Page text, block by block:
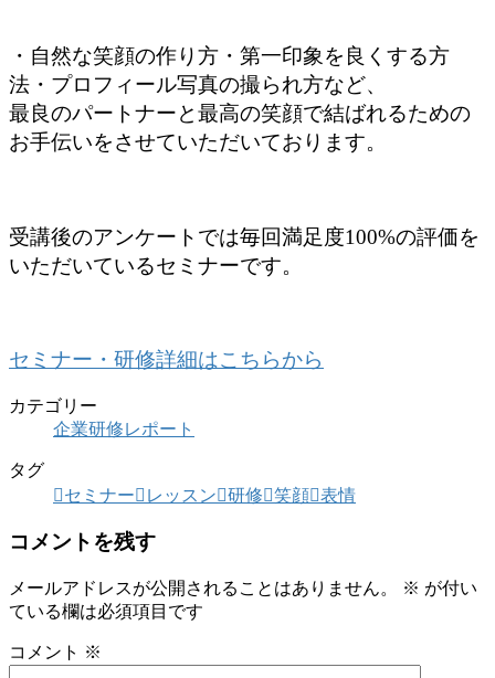
・自然な笑顔の作り方・第一印象を良くする方
法・プロフィール写真の撮られ方など、
最良のパートナーと最高の笑顔で結ばれるための
お手伝いをさせていただいております。
受講後のアンケートでは毎回満足度100%の評価を
いただいているセミナーです。
セミナー・研修詳細はこちらから
カテゴリー
企業研修レポート
タグ
セミナー
レッスン 研修 笑顔 表情
コメントを残す
メールアドレスが公開されることはありません。 ※ が付い
ている欄は必須項目です
コメント ※